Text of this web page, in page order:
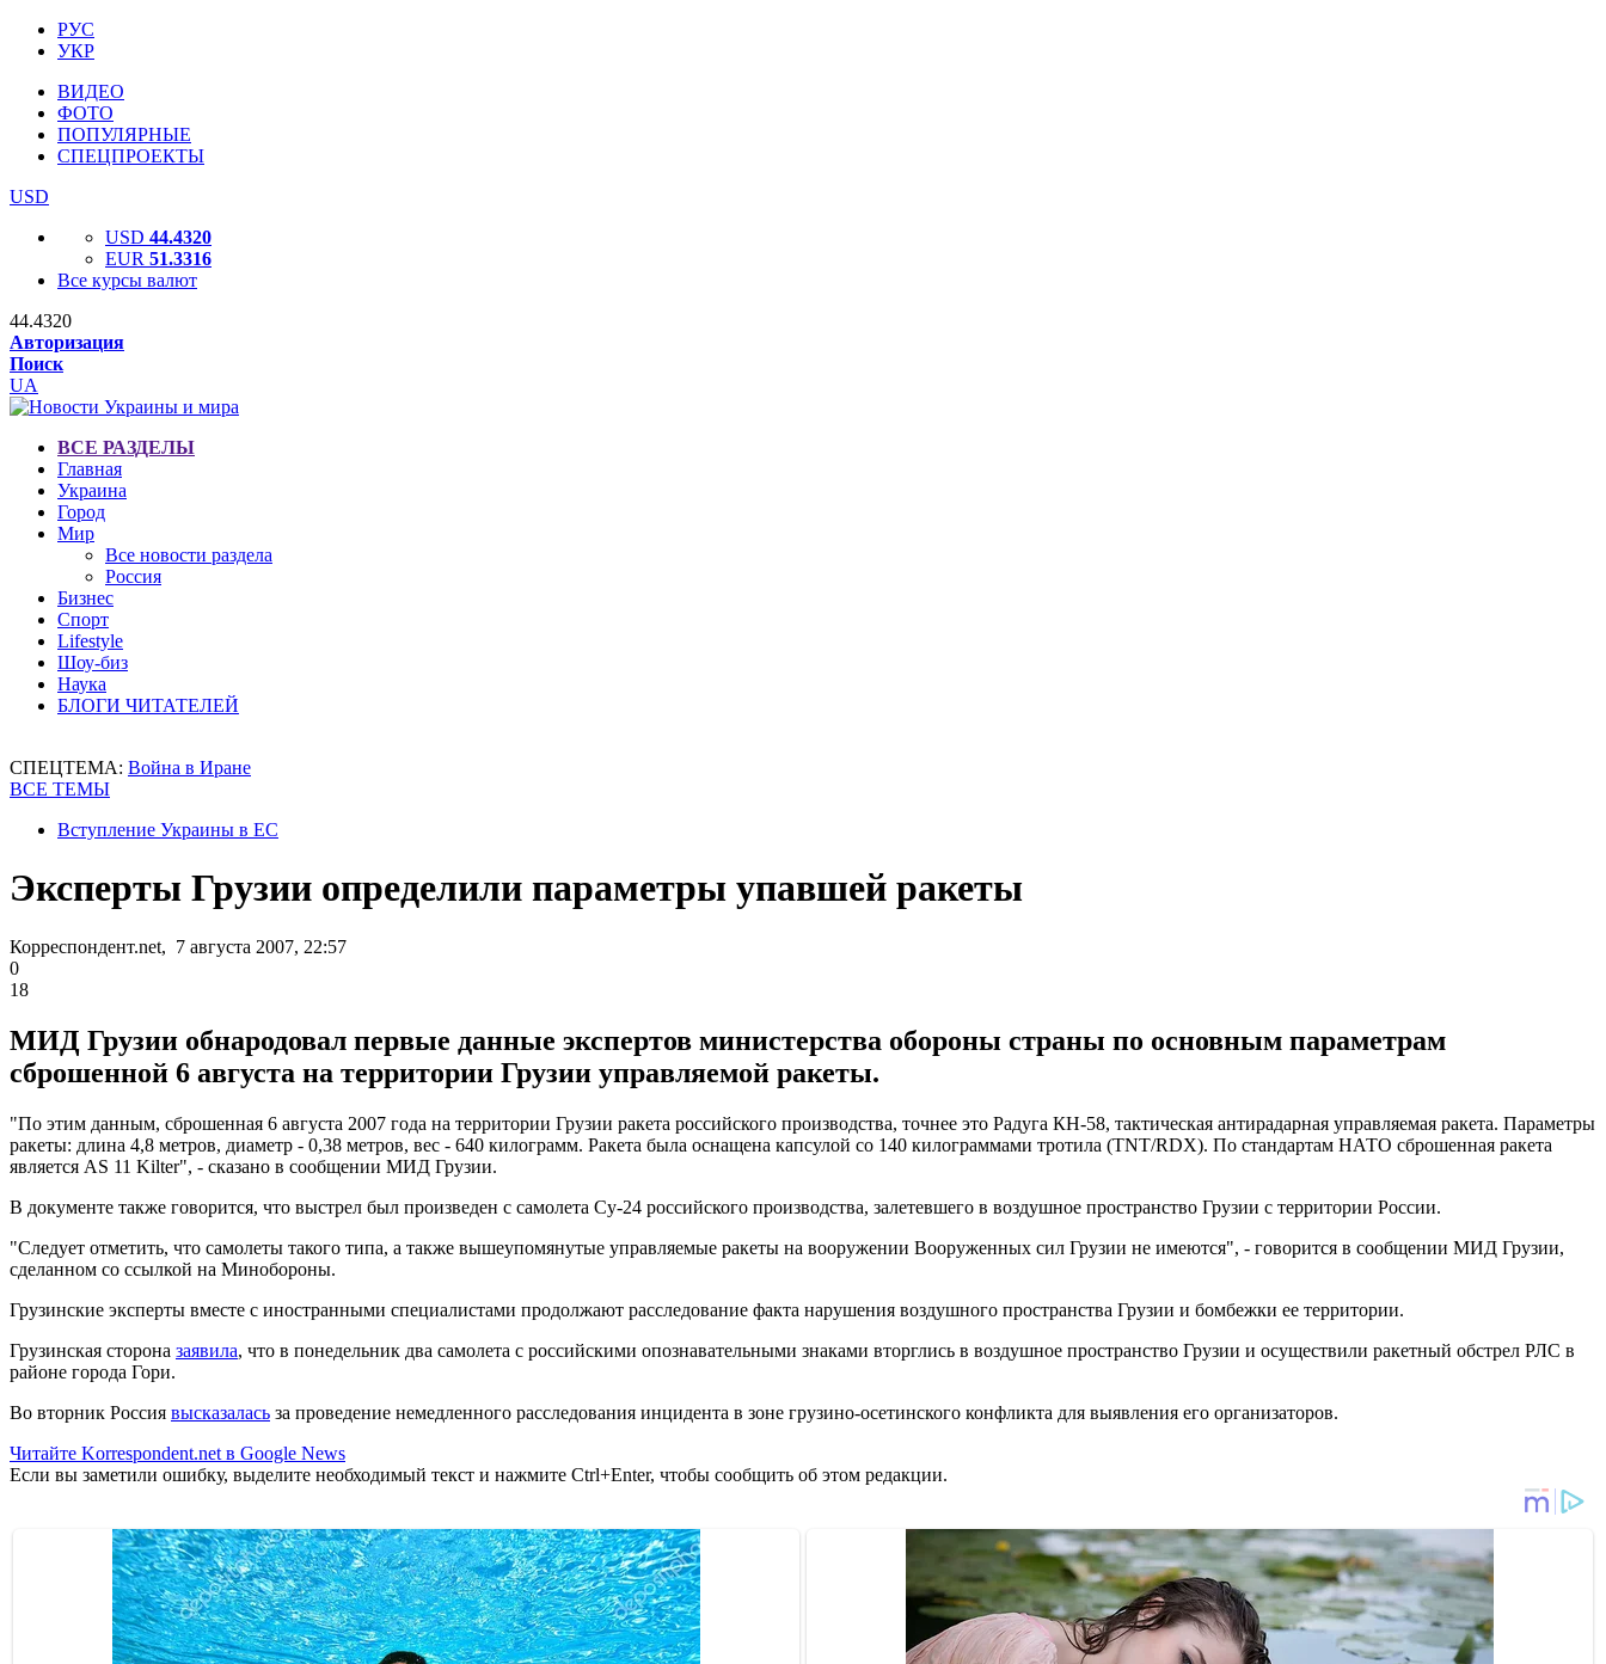
РУС
УКР
ВИДЕО
ФОТО
ПОПУЛЯРНЫЕ
СПЕЦПРОЕКТЫ
USD
USD 44.4320
EUR 51.3316
Все курсы валют
44.4320
Авторизация
Поиск
UA
ВСЕ РАЗДЕЛЫ
Главная
Украина
Город
Мир
Все новости раздела
Россия
Бизнес
Спорт
Lifestyle
Шоу-биз
Наука
БЛОГИ ЧИТАТЕЛЕЙ
СПЕЦТЕМА: Война в Иране
ВСЕ ТЕМЫ
Вступление Украины в ЕС
Эксперты Грузии определили параметры упавшей ракеты
Корреспондент.net, 7 августа 2007, 22:57
0
18
МИД Грузии обнародовал первые данные экспертов министерства обороны страны по основным параметрам
сброшенной 6 августа на территории Грузии управляемой ракеты.
"По этим данным, сброшенная 6 августа 2007 года на территории Грузии ракета российского производства, точнее это Радуга КН-58, тактическая антирадарная управляемая ракета. Параметры
ракеты: длина 4,8 метров, диаметр - 0,38 метров, вес - 640 килограмм. Ракета была оснащена капсулой со 140 килограммами тротила (TNT/RDX). По стандартам НАТО сброшенная ракета
является AS 11 Kilter", - сказано в сообщении МИД Грузии.
В документе также говорится, что выстрел был произведен с самолета Су-24 российского производства, залетевшего в воздушное пространство Грузии с территории России.
"Следует отметить, что самолеты такого типа, а также вышеупомянутые управляемые ракеты на вооружении Вооруженных сил Грузии не имеются", - говорится в сообщении МИД Грузии,
сделанном со ссылкой на Минобороны.
Грузинские эксперты вместе с иностранными специалистами продолжают расследование факта нарушения воздушного пространства Грузии и бомбежки ее территории.
Грузинская сторона заявила, что в понедельник два самолета с российскими опознавательными знаками вторглись в воздушное пространство Грузии и осуществили ракетный обстрел РЛС в
районе города Гори.
Во вторник Россия высказалась за проведение немедленного расследования инцидента в зоне грузино-осетинского конфликта для выявления его организаторов.
Читайте Korrespondent.net в Google News
Если вы заметили ошибку, выделите необходимый текст и нажмите Ctrl+Enter, чтобы сообщить об этом редакции.